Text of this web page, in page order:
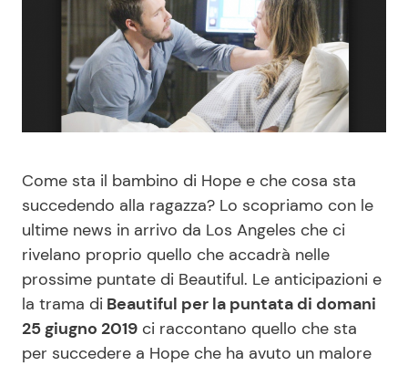
News Spettacolo
Benessere
Moda e Style
Mondo Mamma
News benessere
Salute
Cucina e Ricette
Consigli di Cucina
Dolci
Le Ricette in TV
Primi Piatti
Ricette Facili e Veloci
Come sta il bambino di Hope e che cosa sta
succedendo alla ragazza? Lo scopriamo con le
ultime news in arrivo da Los Angeles che ci
rivelano proprio quello che accadrà nelle
prossime puntate di Beautiful. Le anticipazioni e
la trama di Beautiful per la puntata di domani
25 giugno 2019 ci raccontano quello che sta
per succedere a Hope che ha avuto un malore